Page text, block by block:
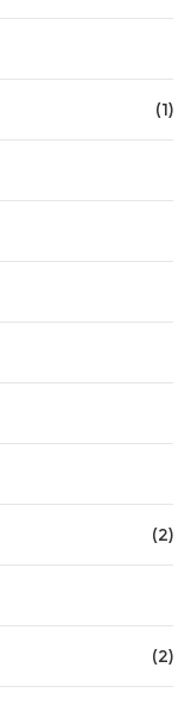
(1)
(2)
(2)